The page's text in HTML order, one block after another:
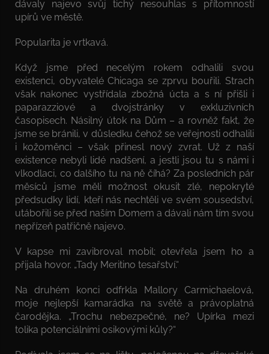
dávaly najevo svůj tichý nesouhlas s přítomností
upírů ve městě.
Popularita je vrtkavá.
Když jsme před necelým rokem odhalili svou
existenci, obyvatelé Chicaga se zprvu bouřili. Strach
však nakonec vystřídala zbožná úcta a s ní přišli i
paparazziové a dvojstránky v exkluzivních
časopisech. Násilný útok na Dům – a rovněž fakt, že
jsme se bránili, v důsledku čehož se veřejnosti odhalili
i kožoměnci – však přinesl nový zvrat. Už z naší
existence nebyli lidé nadšení, a jestli jsou tu s námi i
vlkodlaci, co dalšího tu na ně číhá? Za posledních pár
měsíců jsme měli možnost okusit zlé, nepokryté
předsudky lidí, kteří nás nechtěli ve svém sousedství,
utábořili se před naším Domem a dávali nám tím svou
nepřízeň patřičně najevo.
V kapse mi zavibroval mobil; otevřela jsem ho a
přijala hovor. „Tady Meritino tesařství.“
Na druhém konci odfrkla Mallory Carmichaelová,
moje nejlepší kamarádka na světě a právoplatná
čarodějka. „Trochu nebezpečné, ne? Upírka mezi
tolika potenciálními osikovými kůly?“